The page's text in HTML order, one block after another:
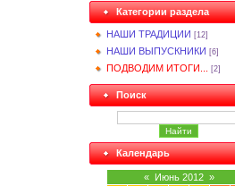
Категории раздела
НАШИ ТРАДИЦИИ [12]
НАШИ ВЫПУСКНИКИ [6]
ПОДВОДИМ ИТОГИ... [2]
Поиск
Календарь
« Июнь 2012 »